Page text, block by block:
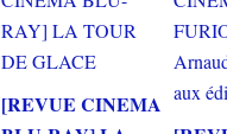
[REVUE CINEMA